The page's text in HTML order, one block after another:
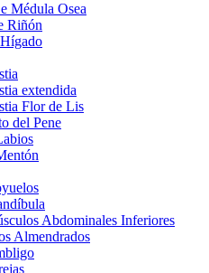
Médula Osea
Riñón
extendida
Flor de Lis
del Pene
Abdominales Inferiores
Almendrados